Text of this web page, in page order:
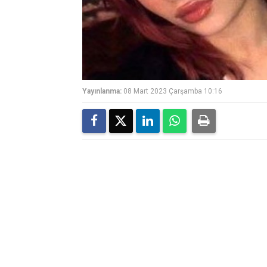
Yayınlanma: 08 Mart 2023 Çarşamba 10:16